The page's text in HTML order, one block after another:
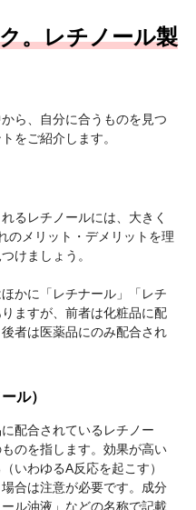
。レチノール製
ら、自分に合うものを見つ
をご紹介します。
るレチノールには、大きく
のメリット・デメリットを理
けましょう。
かに「レチナール」「レチ
ますが、前者は化粧品に配
者は医薬品にのみ配合され
ル）
配合されているレチノー
のを指します。効果が高い
いわゆるA反応を起こす）
合は注意が必要です。成分
ル油液」などの名称で記載